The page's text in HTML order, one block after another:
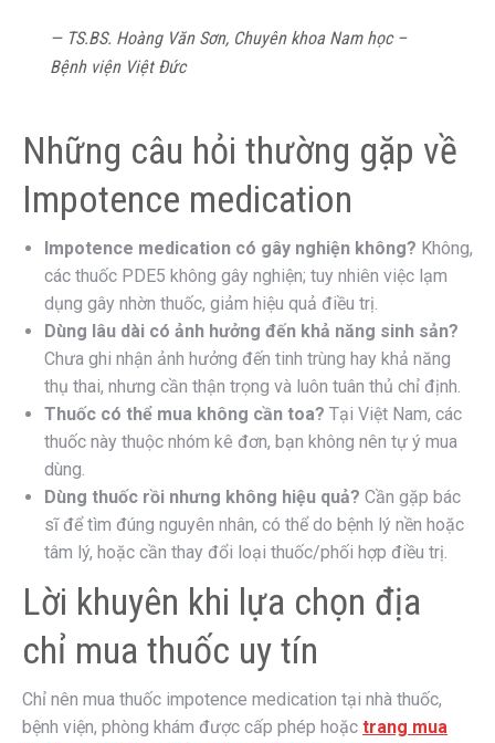
— TS.BS. Hoàng Văn Sơn, Chuyên khoa Nam học –
Bệnh viện Việt Đức
Những câu hỏi thường gặp về
Impotence medication
Impotence medication có gây nghiện không? Không,
các thuốc PDE5 không gây nghiện; tuy nhiên việc lạm
dụng gây nhờn thuốc, giảm hiệu quả điều trị.
Dùng lâu dài có ảnh hưởng đến khả năng sinh sản?
Chưa ghi nhận ảnh hưởng đến tinh trùng hay khả năng
thụ thai, nhưng cần thận trọng và luôn tuân thủ chỉ định.
Thuốc có thể mua không cần toa? Tại Việt Nam, các
thuốc này thuộc nhóm kê đơn, bạn không nên tự ý mua
dùng.
Dùng thuốc rồi nhưng không hiệu quả? Cần gặp bác
sĩ để tìm đúng nguyên nhân, có thể do bệnh lý nền hoặc
tâm lý, hoặc cần thay đổi loại thuốc/phối hợp điều trị.
Lời khuyên khi lựa chọn địa
chỉ mua thuốc uy tín
Chỉ nên mua thuốc impotence medication tại nhà thuốc,
bệnh viện, phòng khám được cấp phép hoặc trang mua